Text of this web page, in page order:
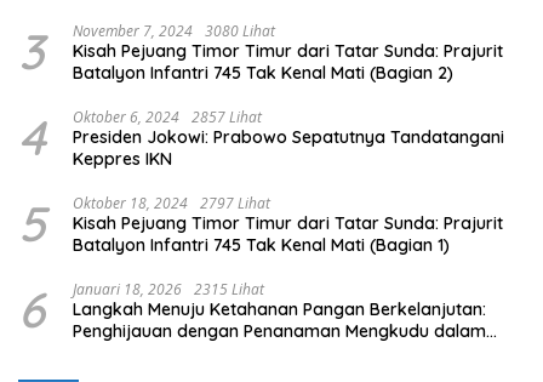
3 November 7, 2024 3080 Lihat
Kisah Pejuang Timor Timur dari Tatar Sunda: Prajurit
Batalyon Infantri 745 Tak Kenal Mati (Bagian 2)
4 Oktober 6, 2024 2857 Lihat
Presiden Jokowi: Prabowo Sepatutnya Tandatangani
Keppres IKN
5 Oktober 18, 2024 2797 Lihat
Kisah Pejuang Timor Timur dari Tatar Sunda: Prajurit
Batalyon Infantri 745 Tak Kenal Mati (Bagian 1)
6 Januari 18, 2026 2315 Lihat
Langkah Menuju Ketahanan Pangan Berkelanjutan:
Penghijauan dengan Penanaman Mengkudu dalam